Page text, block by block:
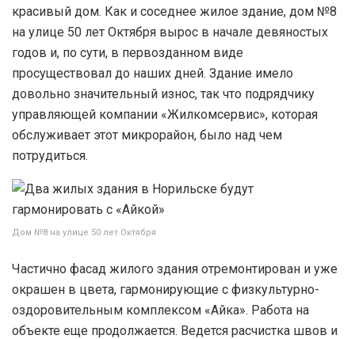
красивый дом. Как и соседнее жилое здание, дом №8
на улице 50 лет Октября вырос в начале девяностых
годов и, по сути, в первозданном виде
просуществовал до наших дней. Здание имело
довольно значительный износ, так что подрядчику
управляющей компании «Жилкомсервис», которая
обслуживает этот микрорайон, было над чем
потрудиться.
Дом №8 на улице 50 лет Октября
Частично фасад жилого здания отремонтирован и уже
окрашен в цвета, гармонирующие с физкультурно-
оздоровительным комплексом «Айка». Работа на
объекте еще продолжается. Ведется расчистка швов и